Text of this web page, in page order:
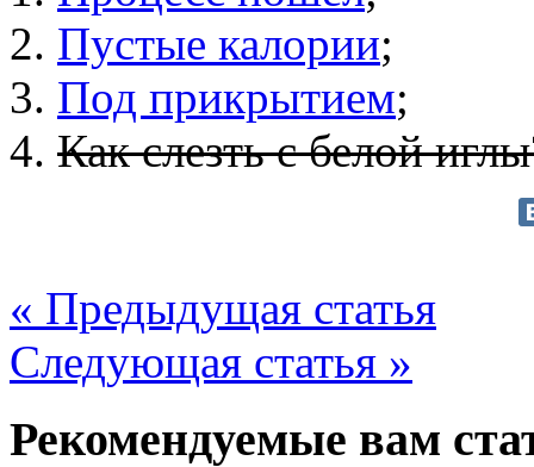
2. Пустые калории;
3. Под прикрытием;
4. Как слезть с белой
« Предыдущая статья
Следующая статья »
Рекомендуемые вам